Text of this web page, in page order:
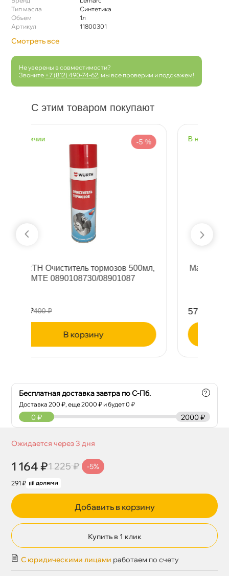
Тип масла
Синтетика
Объем
1л
Артикул
11800301
Смотреть все
Не уверены в совместимости?
Звоните +7 (812) 490-74-62 , мы все проверим и подскажем!
С этим товаром покупают
-5 %
500мл,
Масло ЛАДОГА ЭКО вакуумное ВМ-4
корзину
Бесплатная доставка завтра по С-Пб.
Доставка200 ₽, еще2000 ₽ и будет 0 ₽
?
2000 ₽
0 ₽
Ожидается через 3 дня
1 164 ₽1 225 ₽ -5%
291 ₽
Добавить в корзину
Купить в 1 клик
С юридическими лицами работаем по счету